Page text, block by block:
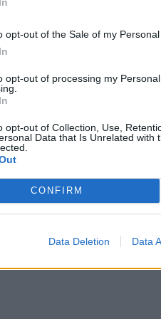
opt-out of the Sale of my Personal
opt-out of processing my
opt-out of Collection, Use,
Data that Is Unrelated with
CONFIRM
Data Deletion Data
διαφυλικών ατόμων
παραχώρησε στο
(ΕΙΕ), Γρηγόρης